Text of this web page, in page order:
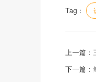
Tag：
上一篇：
下一篇：